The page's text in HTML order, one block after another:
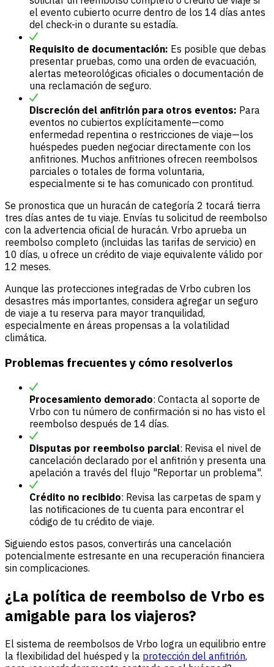
el evento cubierto ocurre dentro de los 14 días antes
del check-in o durante su estadía.
Requisito de documentación: Es posible que debas
presentar pruebas, como una orden de evacuación,
alertas meteorológicas oficiales o documentación de
una reclamación de seguro.
Discreción del anfitrión para otros eventos: Para
eventos no cubiertos explícitamente—como
enfermedad repentina o restricciones de viaje—los
huéspedes pueden negociar directamente con los
anfitriones. Muchos anfitriones ofrecen reembolsos
parciales o totales de forma voluntaria,
especialmente si te has comunicado con prontitud.
Se pronostica que un huracán de categoría 2 tocará tierra
tres días antes de tu viaje. Envías tu solicitud de reembolso
con la advertencia oficial de huracán. Vrbo aprueba un
reembolso completo (incluidas las tarifas de servicio) en
10 días, u ofrece un crédito de viaje equivalente válido por
12 meses.
Aunque las protecciones integradas de Vrbo cubren los
desastres más importantes, considera agregar un seguro
de viaje a tu reserva para mayor tranquilidad,
especialmente en áreas propensas a la volatilidad
climática.
Problemas frecuentes y cómo resolverlos
Procesamiento demorado: Contacta al soporte de
Vrbo con tu número de confirmación si no has visto el
reembolso después de 14 días.
Disputas por reembolso parcial: Revisa el nivel de
cancelación declarado por el anfitrión y presenta una
apelación a través del flujo "Reportar un problema".
Crédito no recibido: Revisa las carpetas de spam y
las notificaciones de tu cuenta para encontrar el
código de tu crédito de viaje.
Siguiendo estos pasos, convertirás una cancelación
potencialmente estresante en una recuperación financiera
sin complicaciones.
¿La política de reembolso de Vrbo es
amigable para los viajeros?
El sistema de reembolsos de Vrbo logra un equilibrio entre
la flexibilidad del huésped y la protección del anfitrión,